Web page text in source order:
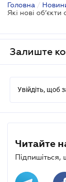
Головна /
Залиште
Увійдіть, щоб
Читайте
Підпишіться,